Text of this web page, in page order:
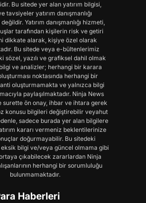
Bu sitede yer alan yatırım bilgisi,
tavsiyeler yatırım danışmanlığı
Yatırım danışmanlığı hizmeti,
tarafından kişilerin risk ve getiri
dikkate alarak, kişiye özel olarak
Bu sitede veya e-bültenlerimiz
sözel, yazılı ve grafiksel dahil olmak
ve analizler; herhangi bir karara
noktasında herhangi bir
oluşturmamakta ve yalnızca bilgi
paylaşılmaktadır. Ninja News
surette ön onay, ihbar ve ihtara gerek
konusu bilgileri değiştirebilir veyahut
sadece burada yer alan bilgilere
kararı vermeniz beklentilerinize
doğurmayabilir. Bu sitedeki
bilgi ve/veya güncel olmama gibi
çıkabilecek zararlardan Ninja
herhangi bir sorumluluğu
bulunmamaktadır.
Haberleri